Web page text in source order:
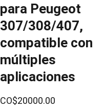
para Peugeot
307/308/407,
compatible con
múltiples
aplicaciones
CO$20000.00